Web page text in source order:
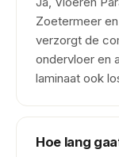
Zoetermeer
verzorgt de
ondervloer en
laminaat ook
Hoe lang